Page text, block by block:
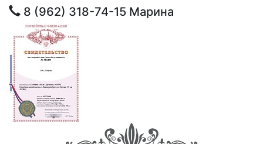
8 (962) 318-74-15 Марина